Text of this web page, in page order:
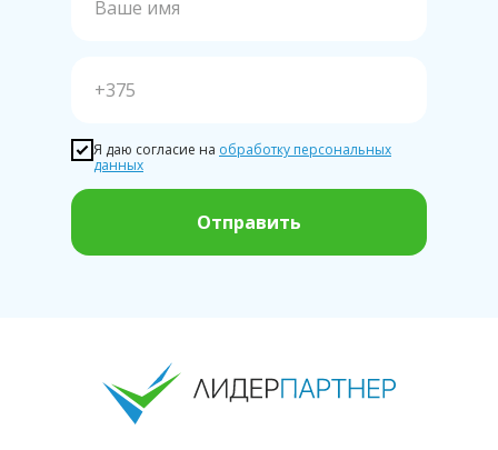
Я даю согласие на обработку персональных
данных
Отправить